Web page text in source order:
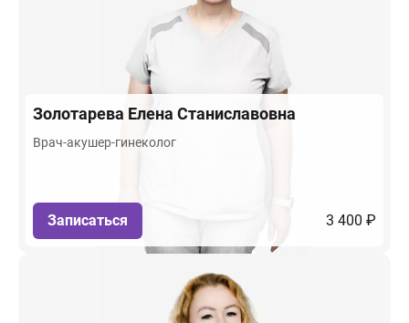
Золотарева Елена Станиславовна
Врач-акушер-гинеколог
Записаться 3 400 ₽